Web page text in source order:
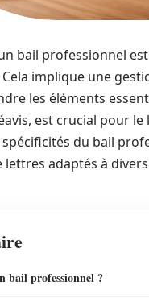
bail professionnel
implique une
les éléments
est crucial pour
du bail
lettres adaptés à
bail professionnel ?